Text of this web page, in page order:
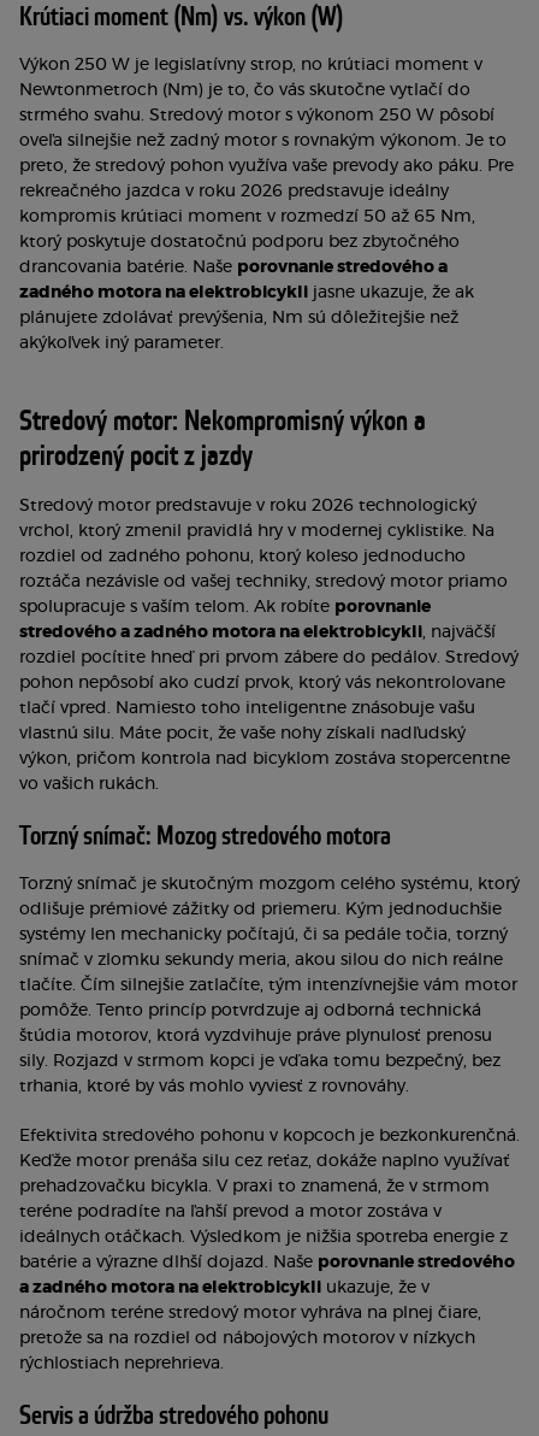
Krútiaci moment (Nm) vs. výkon (W)
Výkon 250 W je legislatívny strop, no krútiaci moment v
Newtonmetroch (Nm) je to, čo vás skutočne vytlačí do
strmého svahu. Stredový motor s výkonom 250 W pôsobí
oveľa silnejšie než zadný motor s rovnakým výkonom. Je to
preto, že stredový pohon využíva vaše prevody ako páku. Pre
rekreačného jazdca v roku 2026 predstavuje ideálny
kompromis krútiaci moment v rozmedzí 50 až 65 Nm,
ktorý poskytuje dostatočnú podporu bez zbytočného
drancovania batérie. Naše porovnanie stredového a
zadného motora na elektrobicykli jasne ukazuje, že ak
plánujete zdolávať prevýšenia, Nm sú dôležitejšie než
akýkoľvek iný parameter.
Stredový motor: Nekompromisný výkon a
prirodzený pocit z jazdy
Stredový motor predstavuje v roku 2026 technologický
vrchol, ktorý zmenil pravidlá hry v modernej cyklistike. Na
rozdiel od zadného pohonu, ktorý koleso jednoducho
roztáča nezávisle od vašej techniky, stredový motor priamo
spolupracuje s vaším telom. Ak robíte porovnanie
stredového a zadného motora na elektrobicykli, najväčší
rozdiel pocítite hneď pri prvom zábere do pedálov. Stredový
pohon nepôsobí ako cudzí prvok, ktorý vás nekontrolovane
tlačí vpred. Namiesto toho inteligentne znásobuje vašu
vlastnú silu. Máte pocit, že vaše nohy získali nadľudský
výkon, pričom kontrola nad bicyklom zostáva stopercentne
vo vašich rukách.
Torzný snímač: Mozog stredového motora
Torzný snímač je skutočným mozgom celého systému, ktorý
odlišuje prémiové zážitky od priemeru. Kým jednoduchšie
systémy len mechanicky počítajú, či sa pedále točia, torzný
snímač v zlomku sekundy meria, akou silou do nich reálne
tlačíte. Čím silnejšie zatlačíte, tým intenzívnejšie vám motor
pomôže. Tento princíp potvrdzuje aj odborná technická
štúdia motorov, ktorá vyzdvihuje práve plynulosť prenosu
sily. Rozjazd v strmom kopci je vďaka tomu bezpečný, bez
trhania, ktoré by vás mohlo vyviesť z rovnováhy.
Efektivita stredového pohonu v kopcoch je bezkonkurenčná.
Keďže motor prenáša silu cez reťaz, dokáže naplno využívať
prehadzovačku bicykla. V praxi to znamená, že v strmom
teréne podradíte na ľahší prevod a motor zostáva v
ideálnych otáčkach. Výsledkom je nižšia spotreba energie z
batérie a výrazne dlhší dojazd. Naše porovnanie stredového
a zadného motora na elektrobicykli ukazuje, že v
náročnom teréne stredový motor vyhráva na plnej čiare,
pretože sa na rozdiel od nábojových motorov v nízkych
rýchlostiach neprehrieva.
Servis a údržba stredového pohonu